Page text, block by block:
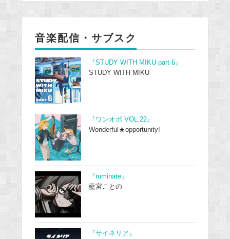
音楽配信・サブスク
『STUDY WITH MIKU part 6』
STUDY WITH MIKU
『ワンオポ VOL.22』
Wonderful★opportunity!
『ruminate』
藍宮ことの
『サイネリア』